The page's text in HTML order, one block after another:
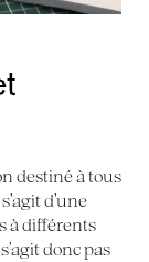
destiné à tous
d’une
à différents
donc pas